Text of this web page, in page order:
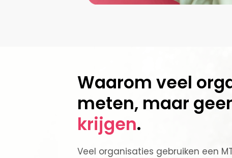
Waarom veel
meten, maar
krijgen.
Veel organisaties gebruiken een